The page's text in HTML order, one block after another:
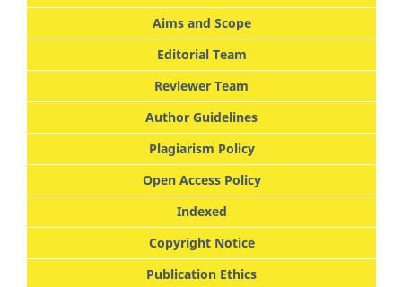
Aims and Scope
Editorial Team
Reviewer Team
Author Guidelines
Plagiarism Policy
Open Access Policy
Indexed
Copyright Notice
Publication Ethics